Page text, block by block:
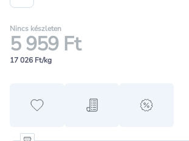
Nincs készleten
5 959 Ft
17 026 Ft/kg
Hozzáadás a kedvencekhez
Hozzáadás a bevásárló
alert